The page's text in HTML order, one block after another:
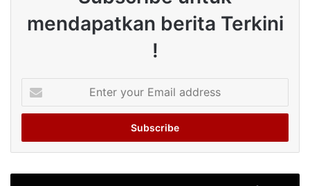
mendapatkan berita Terkini
!
your
Email